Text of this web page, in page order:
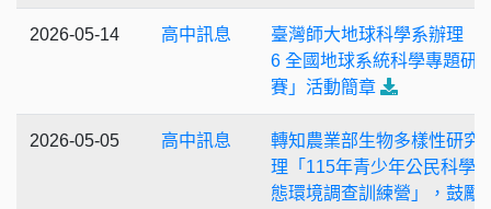
2026-05-14 高中訊息
臺灣師大地球科學系辦理「
6 全國地球系統科學專題研
賽」活動簡章
2026-05-05 高中訊息
轉知農業部生物多樣性研究
理「115年青少年公民科學
態環境調查訓練營」，鼓勵